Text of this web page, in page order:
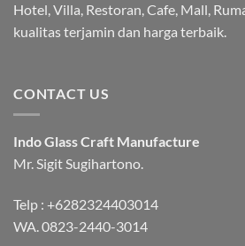
Hotel, Villa, Restoran, Cafe, Mall,
kualitas terjamin dan harga terbaik.
CONTACT US
Indo Glass Craft Manufacture
Mr. Sigit Sugihartono.
Telp : +6282324403014
WA.0823-2440-3014